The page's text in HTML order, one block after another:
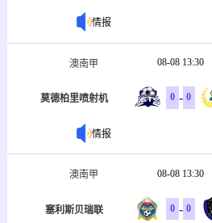
情报
澳南甲 08-08 13:30
莫德柏里喷射机 0 - 0
情报
澳南甲 08-08 13:30
塞利斯贝瑞联 0 - 0